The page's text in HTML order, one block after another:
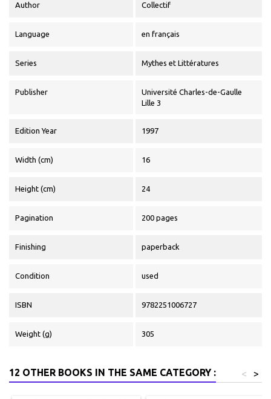
Author Collectif
Language en français
Series Mythes et Littératures
Publisher
Université Charles-de-Gaulle
Lille 3
Edition Year 1997
Width (cm) 16
Height (cm) 24
Pagination 200 pages
Finishing paperback
Condition used
ISBN 9782251006727
Weight (g) 305
12 OTHER BOOKS IN THE SAME CATEGORY : >
<